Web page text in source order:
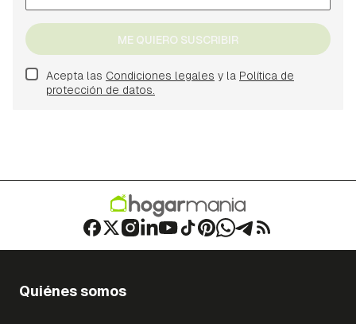
ME QUIERO SUSCRIBIR
Acepta las Condiciones legales y la Política de
protección de datos.
Quiénes somos